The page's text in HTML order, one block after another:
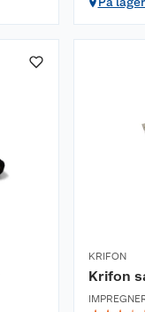
KRIFON
Krifon